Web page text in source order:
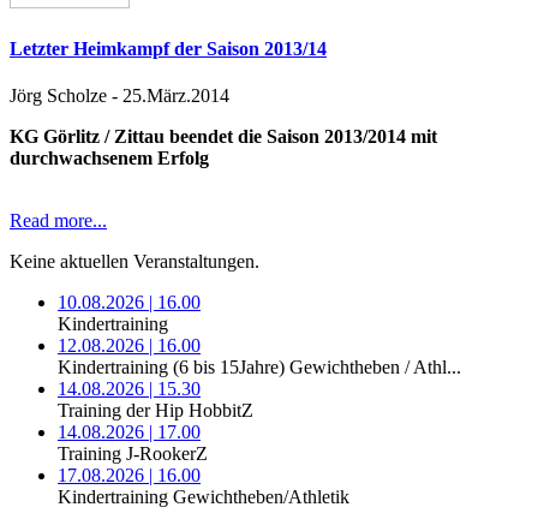
Letzter Heimkampf der Saison 2013/14
Jörg Scholze - 25.März.2014
KG Görlitz / Zittau beendet die Saison 2013/2014 mit
durchwachsenem Erfolg
Read more...
Keine aktuellen Veranstaltungen.
10.08.2026 | 16.00
Kindertraining
12.08.2026 | 16.00
Kindertraining (6 bis 15Jahre) Gewichtheben / Athl...
14.08.2026 | 15.30
Training der Hip HobbitZ
14.08.2026 | 17.00
Training J-RookerZ
17.08.2026 | 16.00
Kindertraining Gewichtheben/Athletik